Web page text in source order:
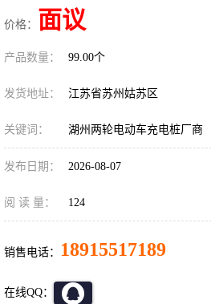
价格： 面议
产品数量： 99.00个
发货地址： 江苏省苏州姑苏区
关键词： 湖州两轮电动车充电桩厂商
发布日期： 2026-08-07
阅 读 量： 124
销售电话： 18915517189
在线QQ：